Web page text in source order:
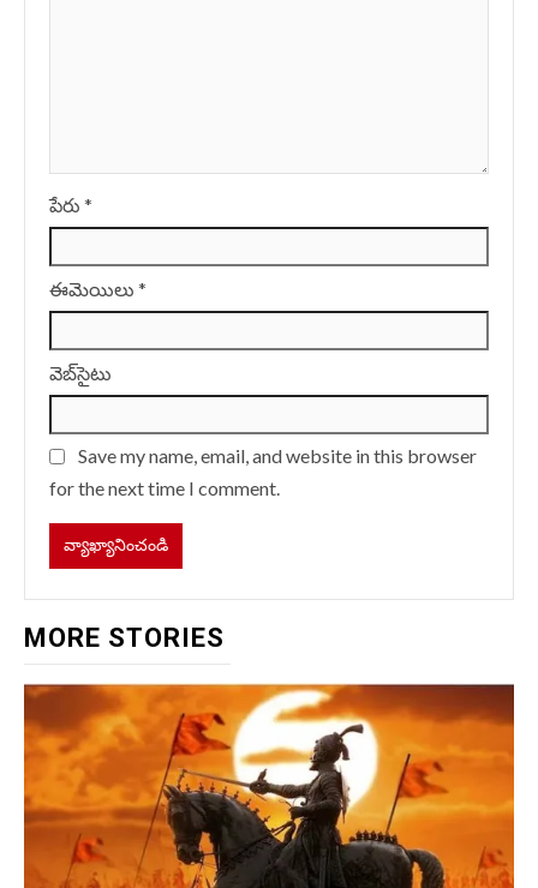
పేరు *
ఈమెయిలు *
వెబ్‌సైటు
Save my name, email, and website in this browser
for the next time I comment.
MORE STORIES